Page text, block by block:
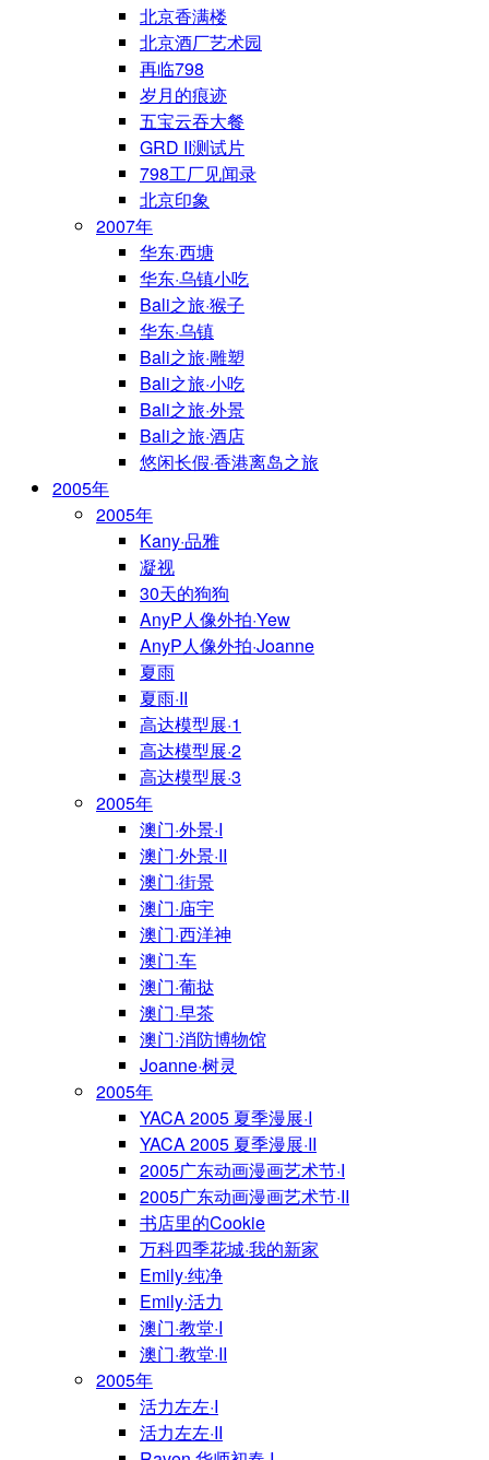
北京香满楼
北京酒厂艺术园
再临798
岁月的痕迹
五宝云吞大餐
GRD II测试片
798工厂见闻录
北京印象
2007年
华东·西塘
华东·乌镇小吃
Bali之旅·猴子
华东·乌镇
Bali之旅·雕塑
Bali之旅·小吃
Bali之旅·外景
Bali之旅·酒店
悠闲长假·香港离岛之旅
2005年
2005年
Kany·品雅
凝视
30天的狗狗
AnyP人像外拍·Yew
AnyP人像外拍·Joanne
夏雨
夏雨·II
高达模型展·1
高达模型展·2
高达模型展·3
2005年
澳门·外景·I
澳门·外景·II
澳门·街景
澳门·庙宇
澳门·西洋神
澳门·车
澳门·葡挞
澳门·早茶
澳门·消防博物馆
Joanne·树灵
2005年
YACA 2005 夏季漫展·I
YACA 2005 夏季漫展·II
2005广东动画漫画艺术节·I
2005广东动画漫画艺术节·II
书店里的Cookie
万科四季花城·我的新家
Emily·纯净
Emily·活力
澳门·教堂·I
澳门·教堂·II
2005年
活力左左·I
活力左左·II